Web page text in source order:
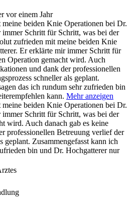
vor einem Jahr
beiden Knie Operationen bei Dr.
Schritt für Schritt, was bei der
zufrieden mit meine beiden Knie
Er erklärte mir immer Schritt für
Operation gemacht wird. Auch
und dank der professionellen
schneller als geplant.
das ich rundum sehr zufrieden bin
kann. Mehr anzeigen
beiden Knie Operationen bei Dr.
Schritt für Schritt, was bei der
wird. Auch danach gab es keine
professionellen Betreuung verlief der
geplant. Zusammengefasst kann ich
bin und Dr. Hochgatterer nur